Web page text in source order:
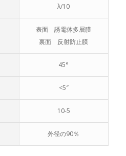
λ/10
表面 誘電体多層膜
裏面 反射防止膜
45°
<5″
10-5
外径の90％